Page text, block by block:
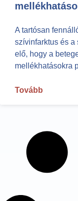
A tartósan
szívinfarktus és a
elő, hogy a
mellékhatásokra
Tovább